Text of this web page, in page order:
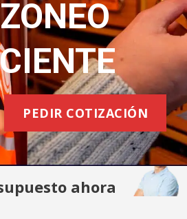
PEDIR COTIZACIÓN
ahora